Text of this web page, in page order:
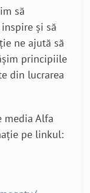
să
și să
ne ajută să
principiile
din lucrarea
media Alfa
pe linkul: